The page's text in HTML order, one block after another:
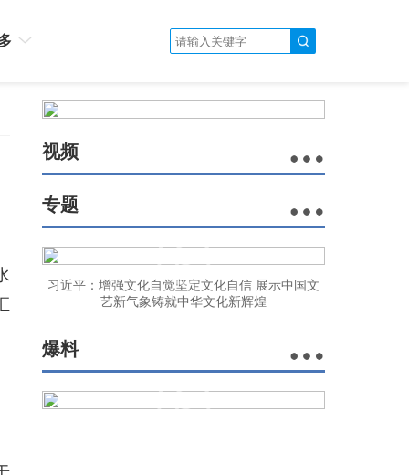
视频
专题
习近平：增强文化自觉坚定文化自信 展示中国文
艺新气象铸就中华文化新辉煌
爆料